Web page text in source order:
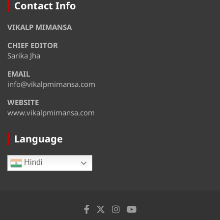
Friday
August 15
Saturday
August 16
Sunday
Contact Info
VIKALP MIMANSA
CHIEF EDITOR
Sarika Jha
EMAIL
info@vikalpmimansa.com
WEBSITE
www.vikalpmimansa.com
Language
Hindi